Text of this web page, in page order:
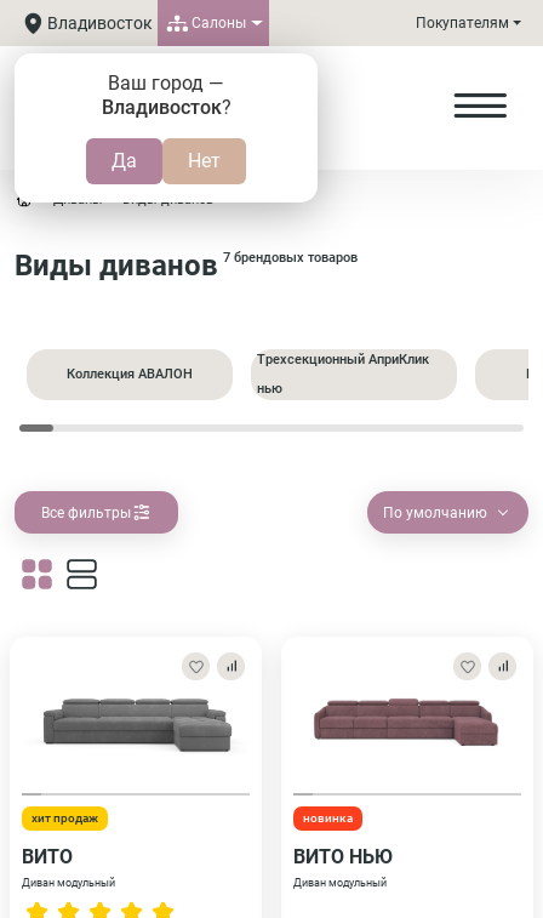
Владивосток
Ваш город —
Владивосток?
Салоны Покупателям
Диваны Виды диванов
Виды диванов 7 брендовых товаров
Коллекция АВАЛОН
Трехсекционный АприКлик
нью
Все фильтры По умолчанию
хит продаж
ВИТО
Диван модульный
новинка
ВИТО НЬЮ
Диван модульный